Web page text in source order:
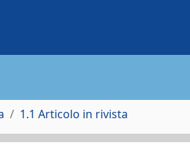
1.1 Articolo in rivista